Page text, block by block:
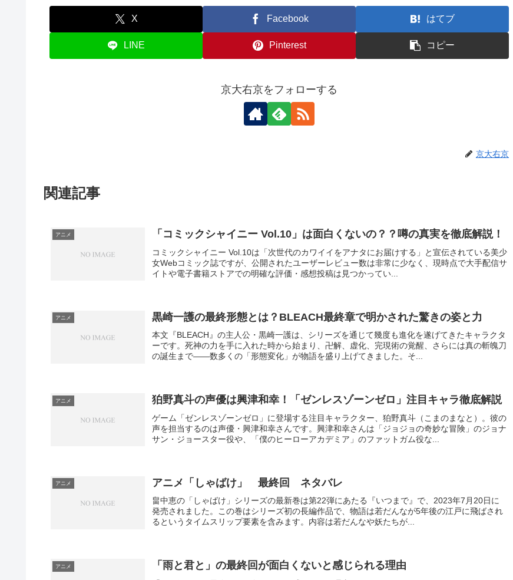
X Facebook はてブ
LINE Pinterest コピー
京大右京をフォローする
京大右京
関連記事
アニメ 「コミックシャイニー Vol.10」は面白くないの？？噂の真実を徹底解説！
コミックシャイニー Vol.10は「次世代のカワイイをアナタにお届けする」と宣伝されている美少
女Webコミック誌ですが、公開されたユーザーレビュー数は非常に少なく、現時点で大手配信サ
イトや電子書籍ストアでの明確な評価・感想投稿は見つかってい...
アニメ 黒崎一護の最終形態とは？BLEACH最終章で明かされた驚きの姿と力
本文『BLEACH』の主人公・黒崎一護は、シリーズを通じて幾度も進化を遂げてきたキャラクタ
ーです。死神の力を手に入れた時から始まり、卍解、虚化、完現術の覚醒、さらには真の斬魄刀
の誕生まで――数多くの「形態変化」が物語を盛り上げてきました。そ...
アニメ 狛野真斗の声優は興津和幸！「ゼンレスゾーンゼロ」注目キャラ徹底解説
ゲーム「ゼンレスゾーンゼロ」に登場する注目キャラクター、狛野真斗（こまのまなと）。彼の
声を担当するのは声優・興津和幸さんです。興津和幸さんは「ジョジョの奇妙な冒険」のジョナ
サン・ジョースター役や、「僕のヒーローアカデミア」のファットガム役な...
アニメ アニメ「しゃばけ」 最終回 ネタバレ
畠中恵の「しゃばけ」シリーズの最新巻は第22弾にあたる『いつまで』で、2023年7月20日に
発売されました。この巻はシリーズ初の長編作品で、物語は若だんなが5年後の江戸に飛ばされ
るというタイムスリップ要素を含みます。内容は若だんなや妖たちが...
アニメ 「雨と君と」の最終回が面白くないと感じられる理由